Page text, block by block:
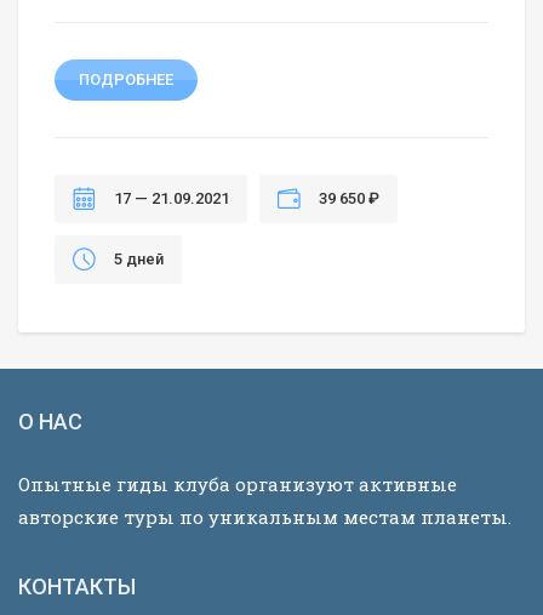
ПОДРОБНЕЕ
17 — 21.09.2021 39 650 ₽
5 дней
О НАС
Опытные гиды клуба организуют активные
авторские туры по уникальным местам планеты.
КОНТАКТЫ